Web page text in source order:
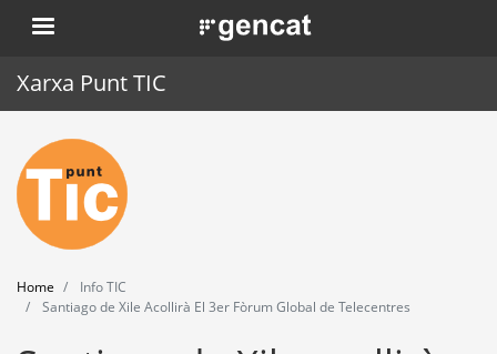
Skip
to
. Obre en una nova finestra.
Xarxa Punt TIC
Home
Punt TIC
News
Events
Home
Info TIC
Santiago de Xile Acollirà El 3er Fòrum Global de Telecentres